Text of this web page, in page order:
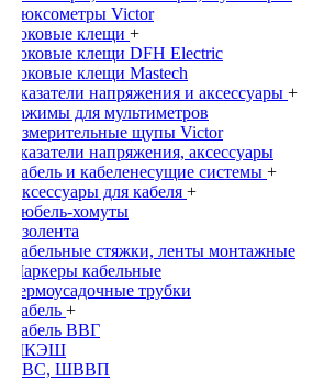
Люксометры Victor
Токовые клещи +
Токовые клещи DFH Electric
Токовые клещи Mastech
Указатели напряжения и аксессуары +
Зажимы для мультиметров
Измерительные щупы Victor
Указатели напряжения, аксессуары
Кабель и кабеленесущие системы +
Аксессуары для кабеля +
Дюбель-хомуты
Изолента
Кабельные стяжки, ленты монтажные
Маркеры кабельные
Термоусадочные трубки
Кабель +
Кабель ВВГ
МКЭШ
ПВС, ШВВП